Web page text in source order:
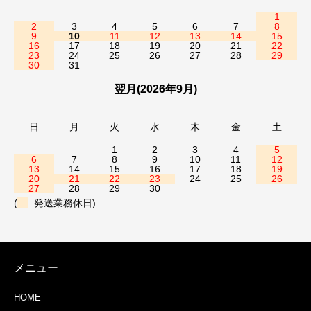
1
2
3 4 5 6 7
8
9
10 11 12 13 14
15
16
17 18 19 20 21
22
23
24 25 26 27 28
29
30
31
翌月(2026年9月)
日 月 火 水 木 金 土
1 2 3 4
5
6
7 8 9 10 11
12
13
14 15 16 17 18
19
20
21 22 23 24 25
26
27
28 29
30
(
発送業務休日)
メニュー
HOME